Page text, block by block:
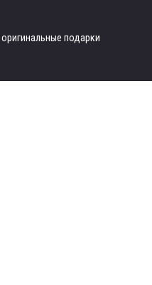
подарки